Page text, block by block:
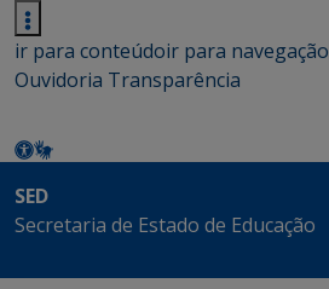
ir para conteúdoir para navegação
Ouvidoria Transparência
SED
Secretaria de Estado de Educação